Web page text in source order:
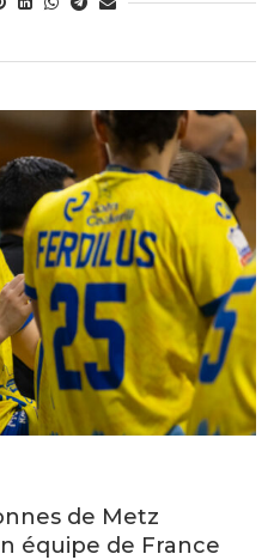
de Metz
équipe de France